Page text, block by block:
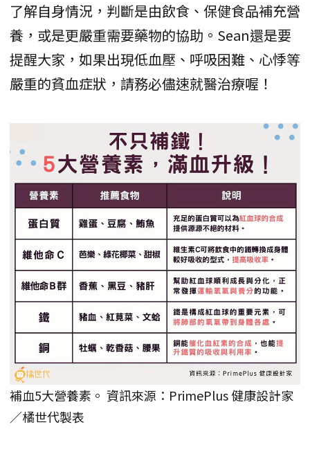
了解自身情況，判斷是由飲食、保健食品補充營
養，或是更嚴重需要藥物的協助。Sean還是要
提醒大家，如果出現低血壓、呼吸困難、心悸等
嚴重的貧血症狀，請務必儘速就醫治療喔！
補血5大營養素。 資訊來源：PrimePlus 健康設計家
／橘世代製表